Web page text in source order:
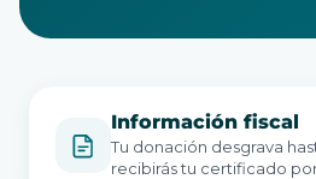
Información fiscal
Tu donación desgrava
recibirás tu certificado